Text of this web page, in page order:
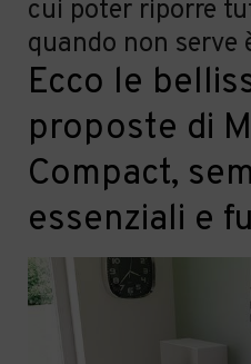
cui poter riporre
quando non serve
Ecco le
proposte di
Compact,
essenziali e